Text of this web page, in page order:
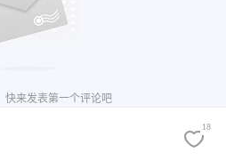
快来发表第一个评论吧
18